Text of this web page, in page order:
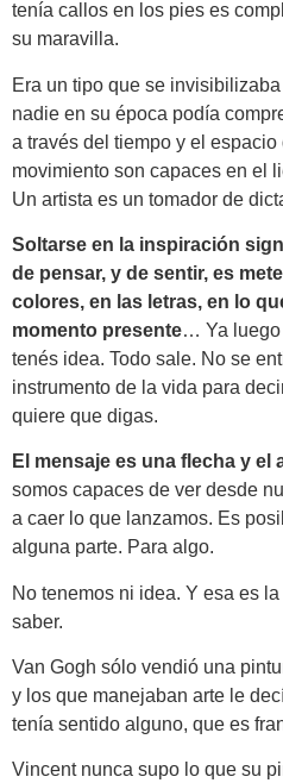
tenía callos en los pies es
su maravilla.
Era un tipo que se
nadie en su época podía
a través del tiempo y el espacio
movimiento son capaces en el
Un artista es un tomador de
Soltarse en la inspiración
de pensar, y de sentir, es
colores, en las letras, en lo
momento presente… Ya luego
tenés idea. Todo sale. No se
instrumento de la vida para
quiere que digas.
El mensaje es una flecha y el
somos capaces de ver desde
a caer lo que lanzamos. Es
alguna parte. Para algo.
No tenemos ni idea. Y esa es
saber.
Van Gogh sólo vendió una
y los que manejaban arte le
tenía sentido alguno, que es
Vincent nunca supo lo que su